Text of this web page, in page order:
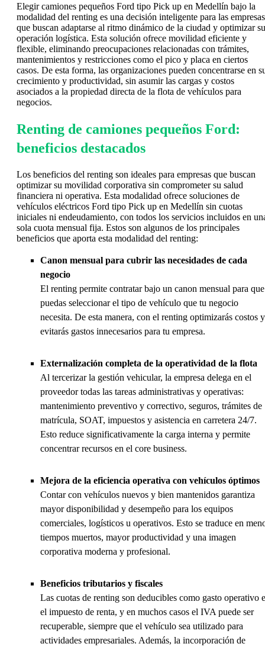
Elegir camiones pequeños Ford tipo Pick up en Medellín bajo la
modalidad del renting es una decisión inteligente para las empresas
que buscan adaptarse al ritmo dinámico de la ciudad y optimizar su
operación logística. Esta solución ofrece movilidad eficiente y
flexible, eliminando preocupaciones relacionadas con trámites,
mantenimientos y restricciones como el pico y placa en ciertos
casos. De esta forma, las organizaciones pueden concentrarse en
crecimiento y productividad, sin asumir las cargas y costos
asociados a la propiedad directa de la flota de vehículos para
negocios.
Renting de camiones pequeños Ford:
beneficios destacados
Los beneficios del renting son ideales para empresas que buscan
optimizar su movilidad corporativa sin comprometer su salud
financiera ni operativa. Esta modalidad ofrece soluciones de
vehículos eléctricos Ford tipo Pick up en Medellín sin cuotas
iniciales ni endeudamiento, con todos los servicios incluidos en
sola cuota mensual fija. Estos son algunos de los principales
beneficios que aporta esta modalidad del renting:
Canon mensual para cubrir las necesidades de cada
negocio
El renting permite contratar bajo un canon mensual para que
puedas seleccionar el tipo de vehículo que tu negocio
necesita. De esta manera, con el renting optimizarás costos y
evitarás gastos innecesarios para tu empresa.
Externalización completa de la operatividad de la flota
Al tercerizar la gestión vehicular, la empresa delega en el
proveedor todas las tareas administrativas y operativas:
mantenimiento preventivo y correctivo, seguros, trámites de
matrícula, SOAT, impuestos y asistencia en carretera 24/7.
Esto reduce significativamente la carga interna y permite
concentrar recursos en el core business.
Mejora de la eficiencia operativa con vehículos óptimos
Contar con vehículos nuevos y bien mantenidos garantiza
mayor disponibilidad y desempeño para los equipos
comerciales, logísticos u operativos. Esto se traduce en
tiempos muertos, mayor productividad y una imagen
corporativa moderna y profesional.
Beneficios tributarios y fiscales
Las cuotas de renting son deducibles como gasto operativo
el impuesto de renta, y en muchos casos el IVA puede ser
recuperable, siempre que el vehículo sea utilizado para
actividades empresariales. Además, la incorporación de